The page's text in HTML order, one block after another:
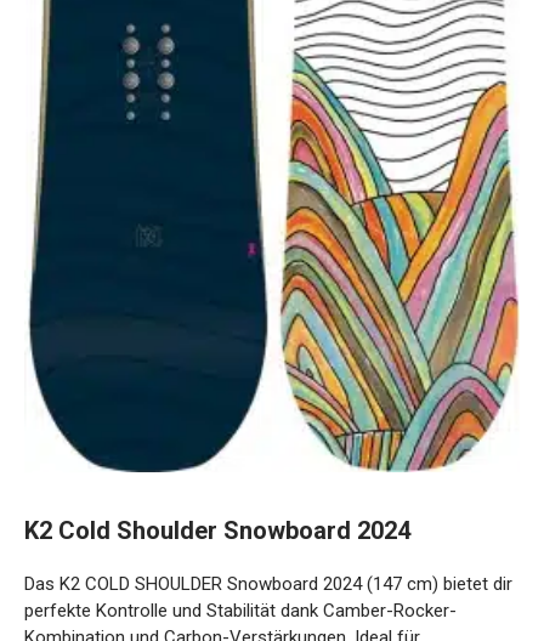
Das K2 COLD SHOULDER Snowboard 2024 (147 cm) bietet
Kombination und Carbon-Verstärkungen. Ideal für
fortgeschrittene Snowboarderinnen im All-Mountain